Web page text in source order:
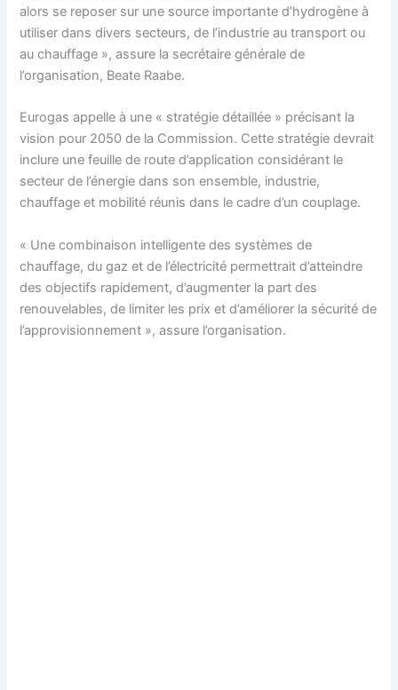
alors se reposer sur une source importante d’hydrogène à
utiliser dans divers secteurs, de l’industrie au transport ou
au chauffage », assure la secrétaire générale de
l’organisation, Beate Raabe.
Eurogas appelle à une « stratégie détaillée » précisant la
vision pour 2050 de la Commission. Cette stratégie devrait
inclure une feuille de route d’application considérant le
secteur de l’énergie dans son ensemble, industrie,
chauffage et mobilité réunis dans le cadre d’un couplage.
« Une combinaison intelligente des systèmes de
chauffage, du gaz et de l’électricité permettrait d’atteindre
des objectifs rapidement, d’augmenter la part des
renouvelables, de limiter les prix et d’améliorer la sécurité de
l’approvisionnement », assure l’organisation.